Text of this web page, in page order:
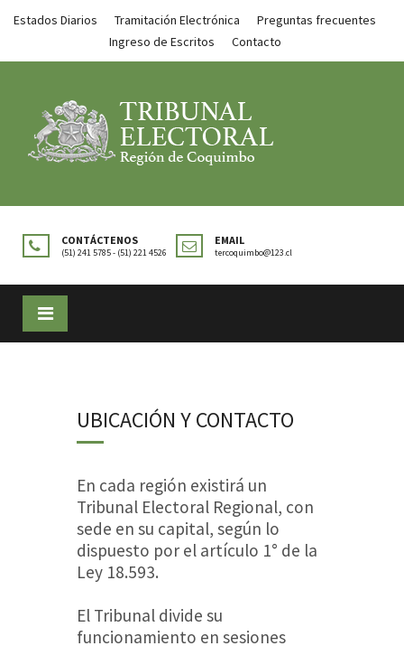
Estados Diarios Tramitación Electrónica
Preguntas frecuentes
Ingreso de Escritos
Contacto
CONTÁCTENOS
(51) 241 5785 - (51) 221 4526
EMAIL
tercoquimbo@123.cl
UBICACIÓN Y CONTACTO
En cada región existirá un
Tribunal Electoral Regional, con
sede en su capital, según lo
dispuesto por el artículo 1° de la
Ley 18.593.
El Tribunal divide su
funcionamiento en sesiones